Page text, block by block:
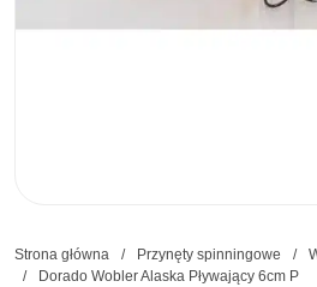
Strona główna / Przynęty spinningowe /
/
Dorado Wobler Alaska Pływający 6cm P